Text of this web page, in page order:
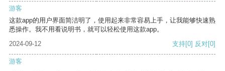
游客
这款app的用户界面简洁明了，使用起来非常容易上手，让我能够快速熟
悉操作。我不用看说明书，就可以轻松使用这款app。
2024-09-12
支持[0] 反对[0]
游客